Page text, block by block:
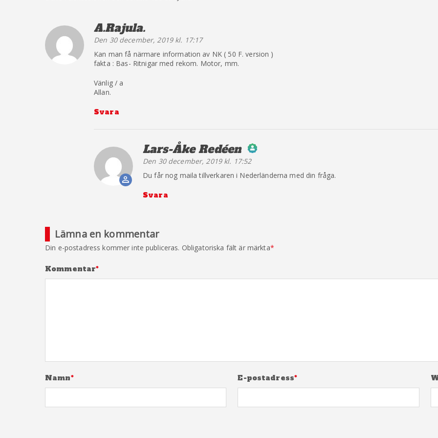
A.Rajula.
Den 30 december, 2019 kl. 17:17
Kan man få närmare information av NK ( 50 F. version )
fakta : Bas- Ritnigar med rekom. Motor, mm.
Vänlig / a
Allan.
Svara
Lars-Åke Redéen säger:
The Real Person Badge!
Anti-Spam by CleanTalk
Den 30 december, 2019 kl. 17:52
Du får nog maila tillverkaren i Nederländerna med din fråga.
Svara
Lämna en kommentar
Din e-postadress kommer inte publiceras. Obligatoriska fält är märkta*
Kommentar*
Namn* E-postadress*